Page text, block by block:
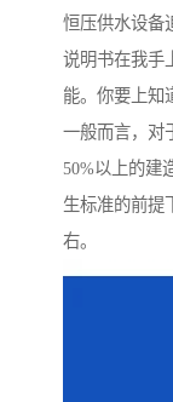
恒压供水设备
说明书在我手
能。你要上知
一般而言，对
50%以上的建
生标准的前提
右。